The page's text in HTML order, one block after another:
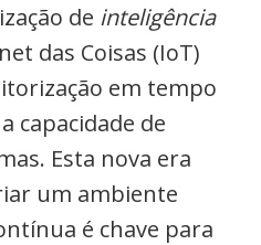
de inteligência
das Coisas (IoT)
em tempo
capacidade de
Esta nova era
um ambiente
é chave para